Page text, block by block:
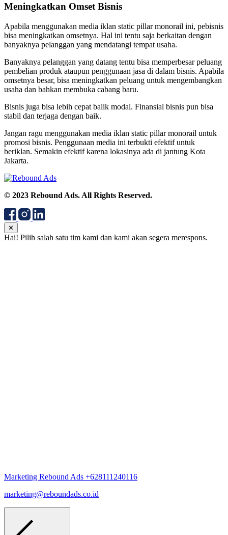
Meningkatkan Omset Bisnis
Apabila menggunakan media iklan static pillar monorail ini, pebisnis
bisa meningkatkan omsetnya. Hal ini tentu saja berkaitan dengan
banyaknya pelanggan yang mendatangi tempat usaha.
Banyaknya pelanggan yang datang tentu bisa memperbesar peluang
pembelian produk ataupun penggunaan jasa di dalam bisnis. Apabila
omsetnya besar, bisa meningkatkan peluang untuk mengembangkan
usaha dan bahkan membuka cabang baru.
Bisnis juga bisa lebih cepat balik modal. Finansial bisnis pun bisa
stabil dan terjaga dengan baik.
Jangan ragu menggunakan media iklan static pillar monorail untuk
promosi bisnis. Penggunaan media ini terbukti efektif untuk
beriklan. Semakin efektif karena lokasinya ada di jantung Kota
Jakarta.
© 2023 Rebound Ads. All Rights Reserved.
✕
Hai! Pilih salah satu tim kami dan kami akan segera merespons.
Marketing Rebound Ads +628111240116
marketing@reboundads.co.id